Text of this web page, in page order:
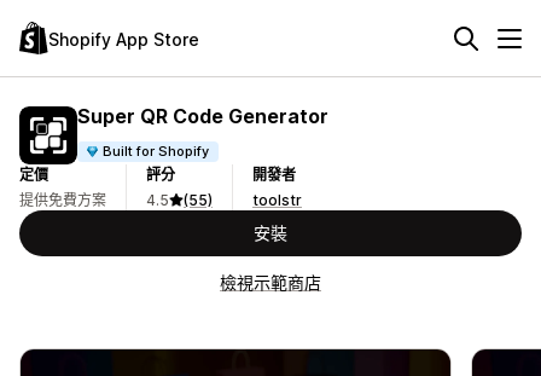
Shopify App Store
Super QR Code Generator
Built for Shopify
定價
提供免費方案
評分
4.5
(55)
開發者
toolstr
安裝
檢視示範商店